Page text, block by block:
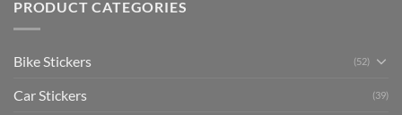
Stickers
PRODUCT CATEGORIES
Bike Stickers (52)
Car Stickers (39)